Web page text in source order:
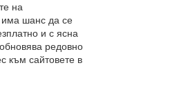
на
има шанс да се
и с ясна
редовно
към сайтовете в